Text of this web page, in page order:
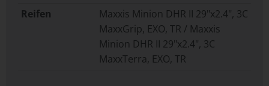
Reifen
Maxxis Minion DHR II 29"x2.4", 3C
MaxxGrip, EXO, TR / Maxxis
Minion DHR II 29"x2.4", 3C
MaxxTerra, EXO, TR